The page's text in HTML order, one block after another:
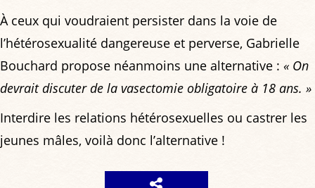
À ceux qui voudraient persister dans la voie de
l’hétérosexualité dangereuse et perverse, Gabrielle
Bouchard propose néanmoins une alternative : « On
devrait discuter de la vasectomie obligatoire à 18 ans. »
Interdire les relations hétérosexuelles ou castrer les
jeunes mâles, voilà donc l’alternative !